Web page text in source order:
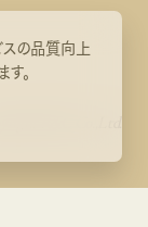
スの品質向上
。
R&C Co.,Ltd.